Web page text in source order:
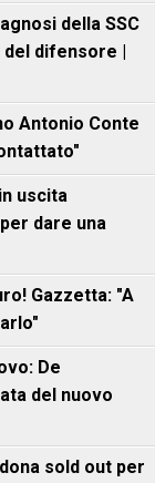
della SSC
del difensore |
Antonio Conte
uscita
dare una
Gazzetta: "A
De
del nuovo
sold out per